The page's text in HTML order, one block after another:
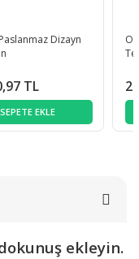
Dizayn
TL
SEPETE EKLE
ekleyin.